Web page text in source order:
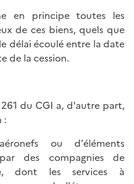
en principe toutes les
de ces biens, quels que
délai écoulé entre la date
de la cession.
du CGI a, d'autre part,
:
ou d'éléments
des compagnies de
dont les services à